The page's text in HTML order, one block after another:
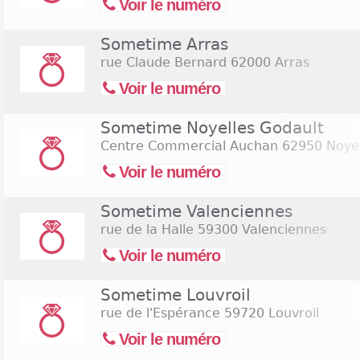
Voir le numéro
Sometime Arras
rue Claude Bernard 62000 Arras
Voir le numéro
Sometime Noyelles Godault
Centre Commercial Auchan 62950
Voir le numéro
Sometime Valenciennes
rue de la Halle 59300 Valenciennes
Voir le numéro
Sometime Louvroil
rue de l'Espérance 59720 Louvroil
Voir le numéro